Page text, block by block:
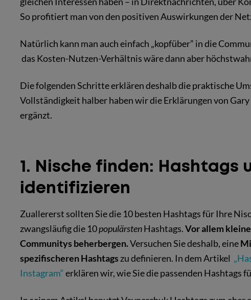
So profitiert man von den positiven Auswirkungen der
Natürlich kann man auch einfach „kopfüber” in die
das Kosten-Nutzen-Verhältnis wäre dann aber
Die folgenden Schritte erklären deshalb die praktische
Vollständigkeit halber haben wir die Erklärungen von
ergänzt.
1. Nische finden: Hashtags
identifizieren
Zuallererst sollten Sie die 10 besten Hashtags für Ihre
zwangsläufig die 10populärstenHashtags.Vor allem
Communitys beherbergen.Versuchen Sie deshalb, eine
spezifischeren Hashtags zu definieren. In dem Artikel
Instagram“ erklären wir, wie Sie die passenden Hashtags